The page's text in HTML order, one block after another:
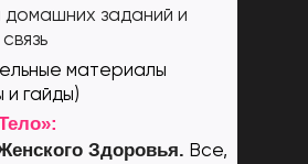
домашних заданий и
материалы
и гайды)
Здоровья. Все,